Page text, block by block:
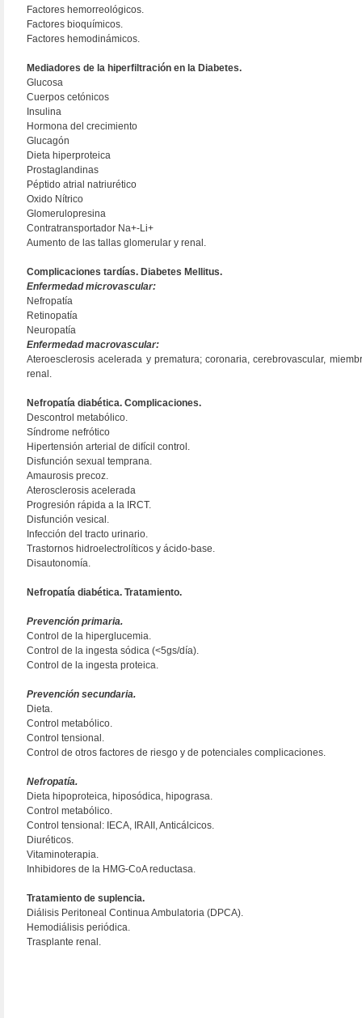
Factores hemorreológicos.
Factores bioquímicos.
Factores hemodinámicos.
Mediadores de la hiperfiltración en la Diabetes.
Glucosa
Cuerpos cetónicos
Insulina
Hormona del crecimiento
Glucagón
Dieta hiperproteica
Prostaglandinas
Péptido atrial natriurético
Oxido Nítrico
Glomerulopresina
Contratransportador Na+-Li+
Aumento de las tallas glomerular y renal.
Complicaciones tardías. Diabetes Mellitus.
Enfermedad microvascular:
Nefropatía
Retinopatía
Neuropatía
Enfermedad macrovascular:
Ateroesclerosis acelerada y prematura; coronaria, cerebrovascular,
renal.
Nefropatía diabética. Complicaciones.
Descontrol metabólico.
Síndrome nefrótico
Hipertensión arterial de difícil control.
Disfunción sexual temprana.
Amaurosis precoz.
Aterosclerosis acelerada
Progresión rápida a la IRCT.
Disfunción vesical.
Infección del tracto urinario.
Trastornos hidroelectrolíticos y ácido-base.
Disautonomía.
Nefropatía diabética. Tratamiento.
Prevención primaria.
Control de la hiperglucemia.
Control de la ingesta sódica (<5gs/día).
Control de la ingesta proteica.
Prevención secundaria.
Dieta.
Control metabólico.
Control tensional.
Control de otros factores de riesgo y de potenciales complicaciones.
Nefropatía.
Dieta hipoproteica, hiposódica, hipograsa.
Control metabólico.
Control tensional: IECA, IRAII, Anticálcicos.
Diuréticos.
Vitaminoterapia.
Inhibidores de la HMG-CoA reductasa.
Tratamiento de suplencia.
Diálisis Peritoneal Continua Ambulatoria (DPCA).
Hemodiálisis periódica.
Trasplante renal.